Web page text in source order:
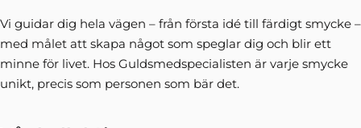
Vi guidar dig hela vägen – från första idé till färdigt smycke –
med målet att skapa något som speglar dig och blir ett
minne för livet. Hos Guldsmedspecialisten är varje smycke
unikt, precis som personen som bär det.